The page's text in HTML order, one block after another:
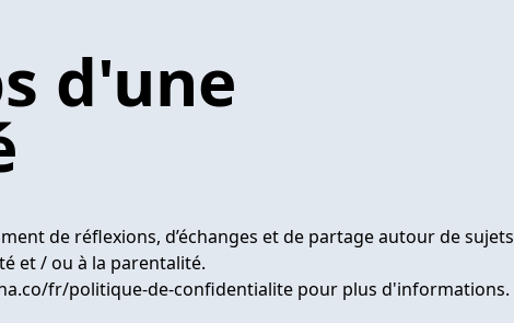
d'une
de réflexions, d’échanges et de partage autour de sujets
et / ou à la parentalité.
fr/politique-de-confidentialite pour plus d'informations.